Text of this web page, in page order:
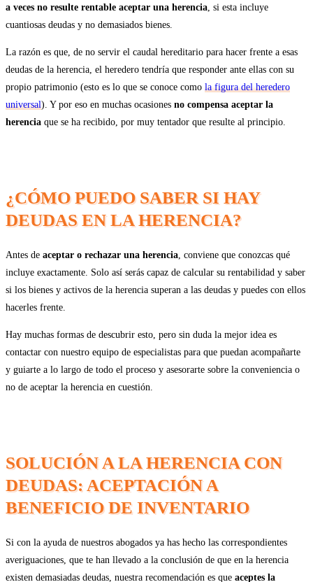
a veces no resulte rentable aceptar una herencia, si esta incluye
cuantiosas deudas y no demasiados bienes.
La razón es que, de no servir el caudal hereditario para hacer frente a esas
deudas de la herencia, el heredero tendría que responder ante ellas con su
propio patrimonio (esto es lo que se conoce como la figura del heredero
universal). Y por eso en muchas ocasiones no compensa aceptar la
herencia que se ha recibido, por muy tentador que resulte al principio.
¿CÓMO PUEDO SABER SI HAY
DEUDAS EN LA HERENCIA?
Antes de aceptar o rechazar una herencia, conviene que conozcas qué
incluye exactamente. Solo así serás capaz de calcular su rentabilidad y saber
si los bienes y activos de la herencia superan a las deudas y puedes con ellos
hacerles frente.
Hay muchas formas de descubrir esto, pero sin duda la mejor idea es
contactar con nuestro equipo de especialistas para que puedan acompañarte
y guiarte a lo largo de todo el proceso y asesorarte sobre la conveniencia o
no de aceptar la herencia en cuestión.
SOLUCIÓN A LA HERENCIA CON
DEUDAS: ACEPTACIÓN A
BENEFICIO DE INVENTARIO
Si con la ayuda de nuestros abogados ya has hecho las correspondientes
averiguaciones, que te han llevado a la conclusión de que en la herencia
existen demasiadas deudas, nuestra recomendación es que aceptes la